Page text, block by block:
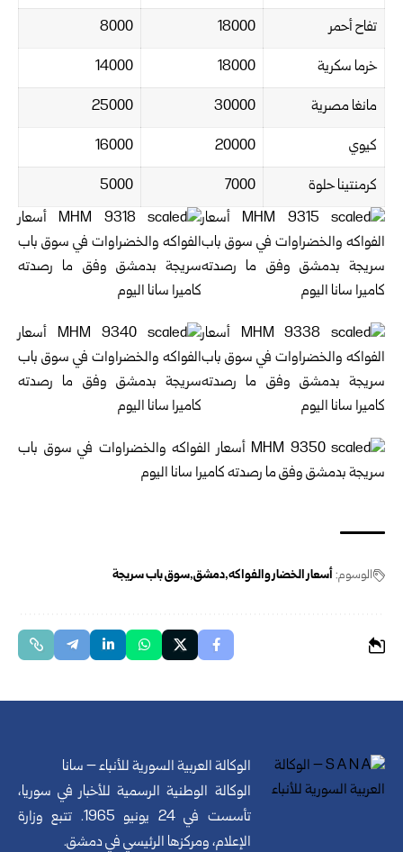
تفاح أحمر
18000
8000
خرما سكرية
18000
14000
مانغا مصرية
30000
25000
كيوي
20000
16000
كرمنتينا حلوة
7000
5000
الوسوم: أسعار الخضار والفواكه دمشق سوق باب سريجة
الوكالة العربية السورية للأنباء – سانا
الوكالة الوطنية الرسمية للأخبار في سوريا،
تأسست في 24 يونيو 1965. تتبع وزارة
الإعلام، ومركزها الرئيسي في دمشق.